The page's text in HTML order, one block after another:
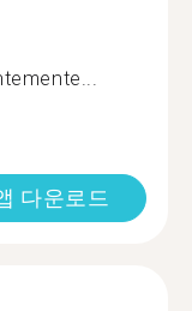
다운로드